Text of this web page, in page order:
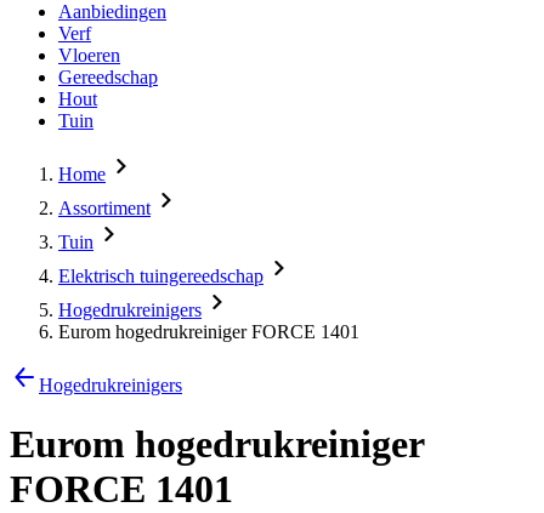
Aanbiedingen
Verf
Vloeren
Gereedschap
Hout
Tuin
Home
Assortiment
Tuin
Elektrisch tuingereedschap
Hogedrukreinigers
Eurom hogedrukreiniger FORCE 1401
Hogedrukreinigers
Eurom hogedrukreiniger
FORCE 1401